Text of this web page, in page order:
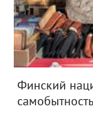
Финский
самобытность